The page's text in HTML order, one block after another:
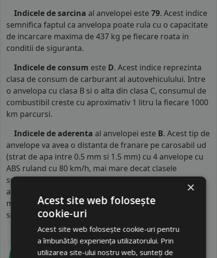
Indicele de sarcina al anvelopei este 79. Acest indice
semnifica faptul ca anvelopa poate rula cu o capacitate
de incarcare maxima de 437 kg pe fiecare roata in
conditii de siguranta.
Indicele de consum este D. Acest indice reprezinta
clasa de consum de carburant al autovehiculului. Intre
o anvelopa cu clasa B si o alta din clasa C, consumul de
combustibil creste cu aproximativ 1 litru la fiecare 1000
km parcursi.
Indicele de aderenta al anvelopei este B. Acest tip de
anvelope va avea o distanta de franare pe carosabil ud
(strat de apa intre 0.5 mm si 1.5 mm) cu 4 anvelope cu
ABS ruland cu 80 km/h, mai mare decat clasele
superioare. Intre o anvelopa din clasa de franare B si
alta din clasa E este o diferenta de aproximativ 13.5
metri, contribuind astfel, la o siguranta mai mare a
soferului si participantilor din trafic.
×
Acest site web folosește
cookie-uri
Acest site web folosește cookie-uri pentru
a îmbunătăți experiența utilizatorului. Prin
utilizarea site-ului nostru web, sunteți de